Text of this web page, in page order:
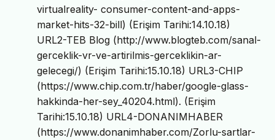
virtualreality- consumer-content-and-apps-
market-hits-32-bill) (Erişim Tarihi:14.10.18)
URL2-TEB Blog (http://www.blogteb.com/sanal-
gerceklik-vr-ve-artirilmis-gerceklikin-ar-
gelecegi/) (Erişim Tarihi:15.10.18) URL3-CHIP
(https://www.chip.com.tr/haber/google-glass-
hakkinda-her-sey_40204.html). (Erişim
Tarihi:15.10.18) URL4-DONANIMHABER
(https://www.donanimhaber.com/Zorlu-sartlar-